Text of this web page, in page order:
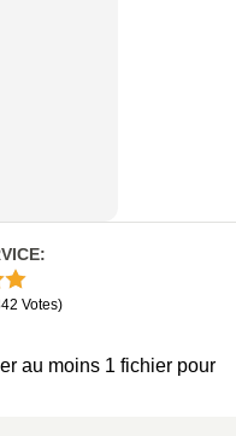
:
Votes)
au moins 1 fichier pour